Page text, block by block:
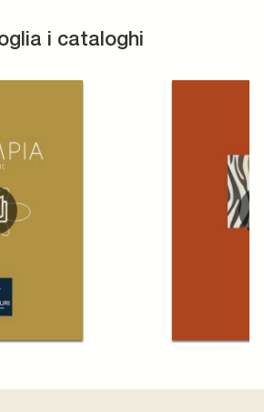
i cataloghi